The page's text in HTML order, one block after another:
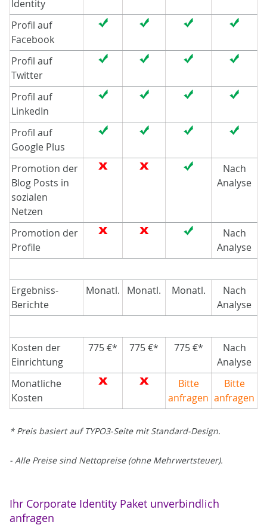
Identity
Profil auf
Facebook
Profil auf
Twitter
Profil auf
LinkedIn
Profil auf
Google Plus
Promotion der
Blog Posts in
sozialen
Netzen
Nach
Analyse
Promotion der
Profile
Nach
Analyse
Ergebniss-
Berichte
Monatl. Monatl. Monatl.
Nach
Analyse
Kosten der
Einrichtung
775 €* 775 €* 775 €*
Nach
Analyse
Monatliche
Kosten
Bitte
anfragen
Bitte
anfragen
* Preis basiert auf TYPO3-Seite mit Standard-Design.
- Alle Preise sind Nettopreise (ohne Mehrwertsteuer).
Ihr Corporate Identity Paket unverbindlich
anfragen